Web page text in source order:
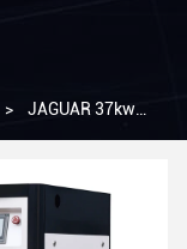
> JAGUAR 37kw